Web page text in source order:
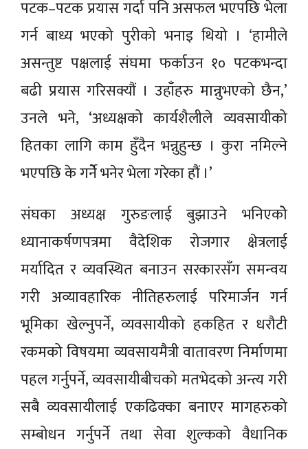
पटक–पटक प्रयास गर्दा पनि असफल भएपछि भेला
गर्न बाध्य भएको पुरीको भनाइ थियो । ‘हामीले
असन्तुष्ट पक्षलाई संघमा फर्काउन १० पटकभन्दा
बढी प्रयास गरिसक्यौं । उहाँहरु मान्नुभएको छैन,’
उनले भने, ‘अध्यक्षको कार्यशैलीले व्यवसायीको
हितका लागि काम हुँदैन भन्नुहुन्छ । कुरा नमिल्ने
भएपछि के गर्नेे भनेर भेला गरेका हौं ।’
संघका अध्यक्ष गुरुङलाई बुझाउने भनिएकोे
ध्यानाकर्षणपत्रमा वैदेशिक रोजगार क्षेत्रलाई
मर्यादित र व्यवस्थित बनाउन सरकारसँग समन्वय
गरी अव्यावहारिक नीतिहरुलाई परिमार्जन गर्न
भूमिका खेल्नुपर्ने, व्यवसायीको हकहित र धरौटी
रकमको विषयमा व्यवसायमैत्री वातावरण निर्माणमा
पहल गर्नुपर्ने, व्यवसायीबीचको मतभेदको अन्त्य गरी
सबै व्यवसायीलाई एकढिक्का बनाएर मागहरुको
सम्बोधन गर्नुपर्ने तथा सेवा शुल्कको वैधानिक